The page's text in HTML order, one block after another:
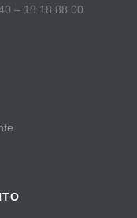
– 18 18 88 00